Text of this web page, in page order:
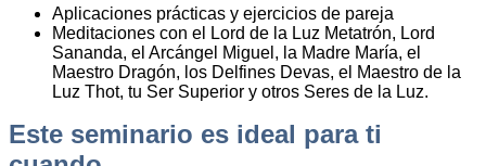
Aplicaciones prácticas y ejercicios de pareja
Meditaciones con el Lord de la Luz Metatrón, Lord
Sananda, el Arcángel Miguel, la Madre María, el
Maestro Dragón, los Delfines Devas, el Maestro de la
Luz Thot, tu Ser Superior y otros Seres de la Luz.
Este seminario es ideal para ti